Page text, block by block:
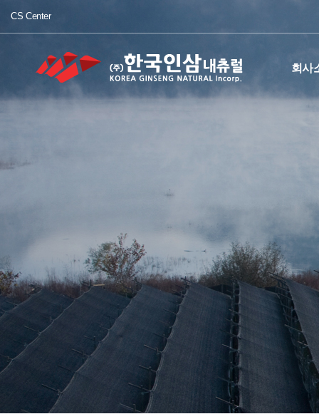
CS Center
회사